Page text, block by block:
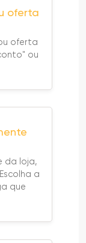
oferta
oferta
ou
da loja,
a
que